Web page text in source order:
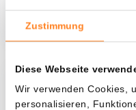
Zustimmung
Diese Webseite
Wir verwenden Cookies,
personalisieren,
Was,